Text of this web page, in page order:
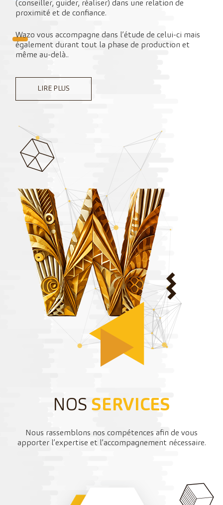
(conseiller, guider, réaliser) dans une relation de
proximité et de confiance.
Wazo vous accompagne dans l’étude de celui-ci mais
également durant tout la phase de production et
même au-delà..
LIRE PLUS
NOS SERVICES
Nous rassemblons nos compétences afin de vous
apporter l’expertise et l’accompagnement nécessaire.